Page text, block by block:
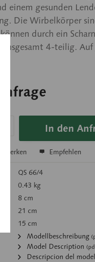
einem gesunden
Die Wirbelkörper
durch ein
Insgesamt 4-teilig.
In den
Merken Empfehlen
QS 66/4
0.43 kg
8 cm
21 cm
15 cm
Modellbeschreibung
Model Description
Descripcion del